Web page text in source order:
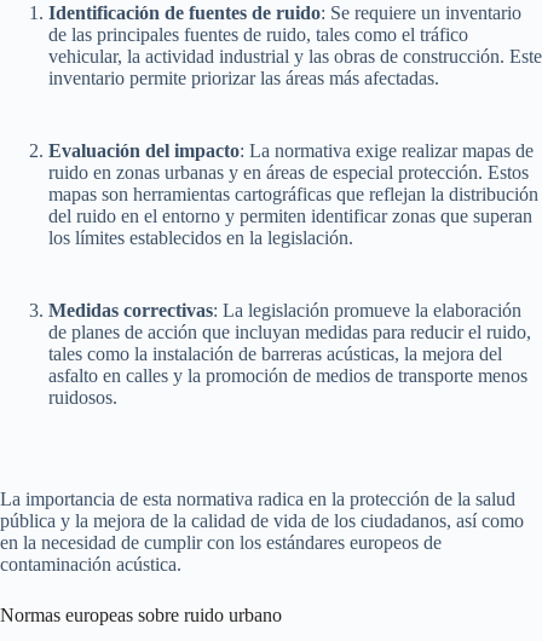
Identificación de fuentes de ruido: Se requiere un inventario
de las principales fuentes de ruido, tales como el tráfico
vehicular, la actividad industrial y las obras de construcción. Este
inventario permite priorizar las áreas más afectadas.
Evaluación del impacto: La normativa exige realizar mapas de
ruido en zonas urbanas y en áreas de especial protección. Estos
mapas son herramientas cartográficas que reflejan la distribución
del ruido en el entorno y permiten identificar zonas que superan
los límites establecidos en la legislación.
Medidas correctivas: La legislación promueve la elaboración
de planes de acción que incluyan medidas para reducir el ruido,
tales como la instalación de barreras acústicas, la mejora del
asfalto en calles y la promoción de medios de transporte menos
ruidosos.
La importancia de esta normativa radica en la protección de la salud
pública y la mejora de la calidad de vida de los ciudadanos, así como
en la necesidad de cumplir con los estándares europeos de
contaminación acústica.
Normas europeas sobre ruido urbano